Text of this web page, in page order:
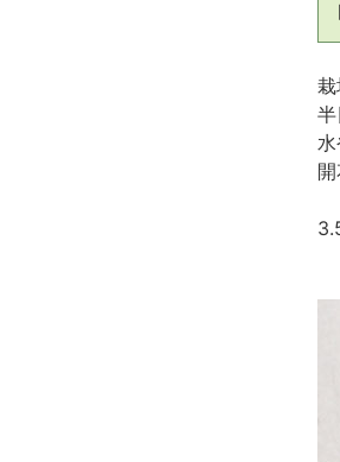
栽
半